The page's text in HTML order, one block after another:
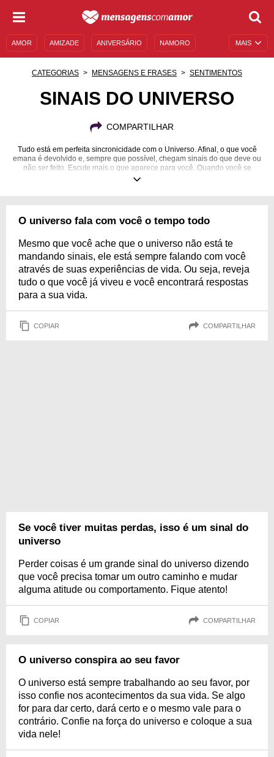
MAIS
AMOR AMIZADE ANIVERSÁRIO NAMORO
CATEGORIAS MENSAGENS E FRASES SENTIMENTOS
SINAIS DO UNIVERSO
COMPARTILHAR
Tudo está em perfeita sincronicidade com o Universo. Afinal, o que você
emana é devolvido e, sempre que possível, chegam sinais do que deve ou
não ser feito. Escute mais o que aparece para você. Quando você se
permite, a sintonia é tão grande, que parece que esse mesmo Universo é
O universo fala com você o tempo todo
Mesmo que você ache que o universo não está te
mandando sinais, ele está sempre falando com você
através de suas experiências de vida. Ou seja, reveja
tudo o que você já viveu e você encontrará respostas
para a sua vida.
COPIAR COMPARTILHAR
Se você tiver muitas perdas, isso é um sinal do
universo
Perder coisas é um grande sinal do universo dizendo
que você precisa tomar um outro caminho e mudar
alguma atitude ou comportamento. Fique atento!
COPIAR COMPARTILHAR
O universo conspira ao seu favor
O universo está sempre trabalhando ao seu favor, por
isso confie nos acontecimentos da sua vida. Se algo
for para dar certo, dará certo e o mesmo vale para o
contrário. Confie na força do universo e coloque a sua
vida nele!